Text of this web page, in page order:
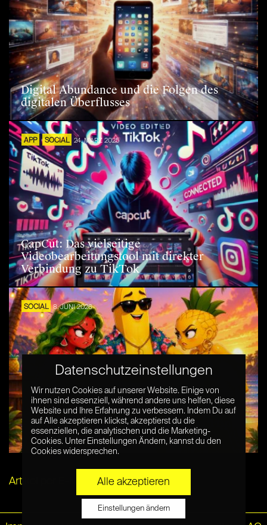
Digital Abundance und die Folgen des
digitalen Überflusses
APP SOCIAL 24. MÄRZ 2025
CapCut: Das vielseitige
Videobearbeitungstool mit direkter
Verbindung zu TikTok
SOCIAL 8. JUNI 2026
Die KI-Früchte die TikTok erobern: Fruit
Love Island
Artikel per E-Mail verschicken
Datenschutzeinstellungen
Wir nutzen Cookies auf unserer Website. Einige von
ihnen sind essenziell, während andere uns helfen, diese
Website und Ihre Erfahrung zu verbessern. Indem Du auf
auf Alle akzeptieren klickst, akzeptierst du die
essenziellen, die analytischen und die Marketing-
Cookies. Unter Einstellungen Ändern, kannst du den
Cookies widersprechen.
Alle akzeptieren
Einstellungen ändern